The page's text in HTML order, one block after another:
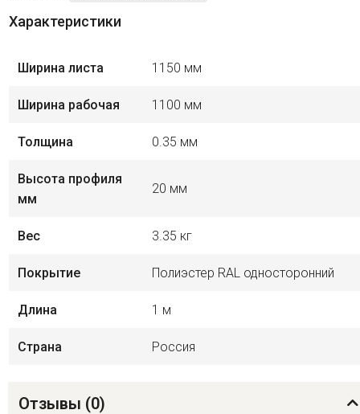
Характеристики
Ширина листа 1150 мм
Ширина рабочая 1100 мм
Толщина 0.35 мм
Высота профиля
мм
20 мм
Вес 3.35 кг
Покрытие Полиэстер RAL односторонний
Длина 1 м
Страна Россия
Отзывы (0)